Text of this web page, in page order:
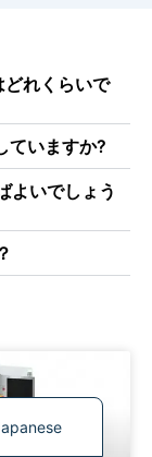
れくらいで
ていますか?
よいでしょう